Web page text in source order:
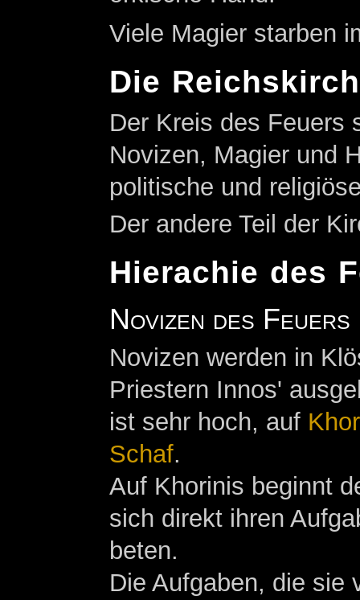
Viele Magier starben
Die
Der Kreis des Feuers
Novizen, Magier und
politische und
Der andere Teil der
Hierachie des
Novizen des Feuers
Novizen werden in
Priestern Innos'
ist sehr hoch, auf
Schaf.
Auf Khorinis beginnt
sich direkt ihren
beten.
Die Aufgaben, die sie